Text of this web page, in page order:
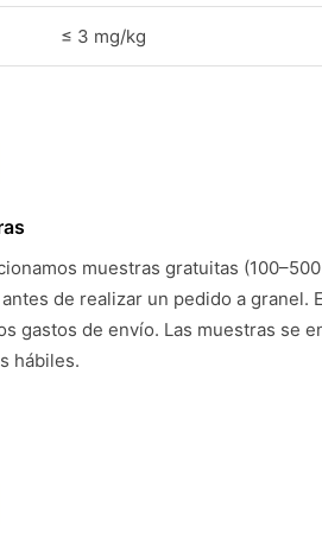
≤ 3 mg/kg
muestras gratuitas
de realizar un pedido a granel.
gastos de envío. Las muestras se
hábiles.